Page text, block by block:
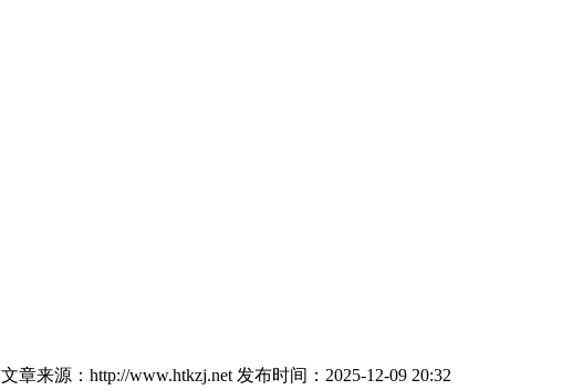
文章来源：http://www.htkzj.net 发布时间：2025-12-09 20:32